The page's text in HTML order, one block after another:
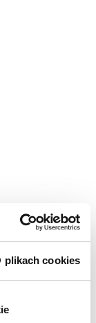
plikach cookies